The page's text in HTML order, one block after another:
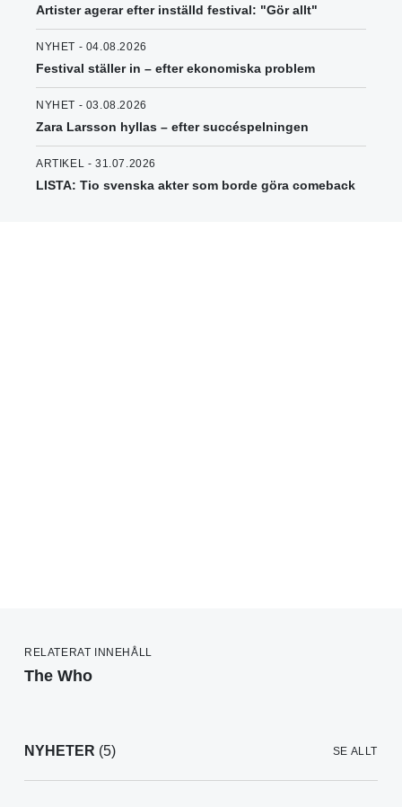
Artister agerar efter inställd festival: "Gör allt"
NYHET - 04.08.2026
Festival ställer in – efter ekonomiska problem
NYHET - 03.08.2026
Zara Larsson hyllas – efter succéspelningen
ARTIKEL - 31.07.2026
LISTA: Tio svenska akter som borde göra comeback
RELATERAT INNEHÅLL
The Who
NYHETER (5) SE ALLT